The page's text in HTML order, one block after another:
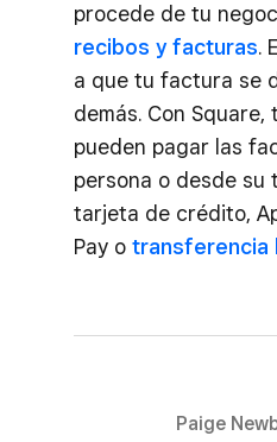
procede de tu
recibos y facturas.
a que tu factura se
demás. Con Square,
pueden pagar las
persona o desde su
tarjeta de crédito,
Pay o transferencia
Paige